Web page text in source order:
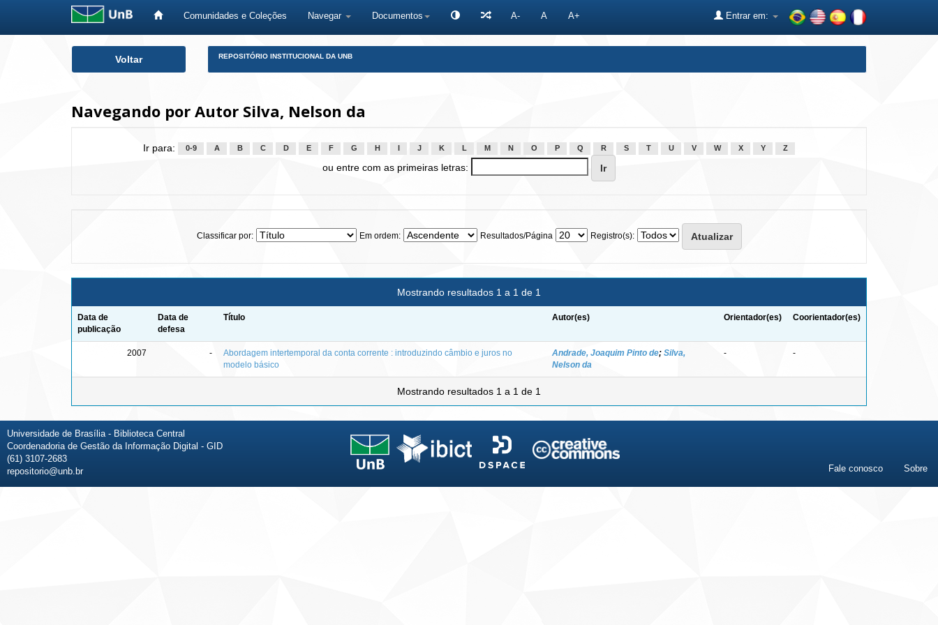
Comunidades e Coleções Navegar Documentos A- A A+ Entrar em:
Voltar REPOSITÓRIO INSTITUCIONAL DA UNB
Navegando por Autor Silva, Nelson da
Ir para: 0-9 A B C D E F G H J K L M N O P Q R S T U V W X Y Z
ou entre com as primeiras letras:
Classificar por: Em ordem: Resultados/Página Registro(s):
Mostrando resultados 1 a 1 de 1
Data de
publicação
Data de
defesa
Título Autor(es) Orientador(es) Coorientador(es)
2007 -
Abordagem intertemporal da conta corrente : introduzindo câmbio e juros no
modelo básico
Andrade, Joaquim Pinto de; Silva,
Nelson da
- -
Mostrando resultados 1 a 1 de 1
Universidade de Brasília - Biblioteca Central
Coordenadoria de Gestão da Informação Digital - GID
(61) 3107-2683
repositorio@unb.br
Fale conosco Sobre